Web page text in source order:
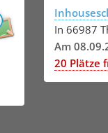
In 66987
Am
20 Plätze